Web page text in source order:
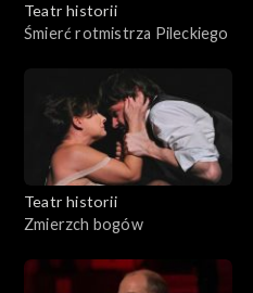
Teatr historii
Śmierć rotmistrza Pileckiego
Teatr historii
Zmierzch bogów